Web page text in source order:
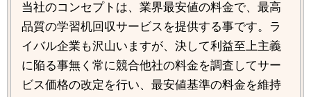
当社のコンセプトは、業界最安値の料金で、最高
品質の学習机回収サービスを提供する事です。ラ
イバル企業も沢山いますが、決して利益至上主義
に陥る事無く常に競合他社の料金を調査してサー
ビス価格の改定を行い、最安値基準の料金を維持